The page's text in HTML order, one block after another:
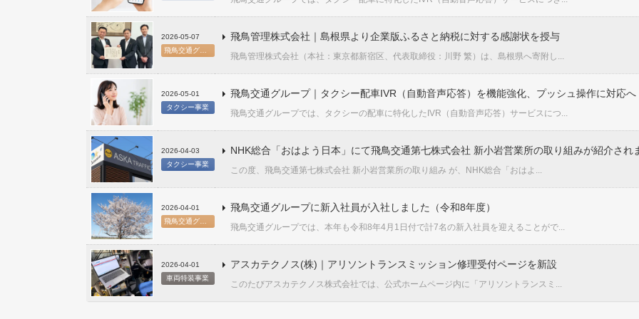
2026-05-07
飛鳥交通グループ
飛鳥管理株式会社｜島根県より企業版ふるさと納税に対する感謝状を授与
飛鳥管理株式会社（本社：東京都新宿区、代表取締役：川野 繁）は、島根県へ寄附し...
2026-05-01
タクシー事業
飛鳥交通グループ｜タクシー配車IVR（自動音声応答）を機能強化、プッシュ操作に対応へ
飛鳥交通グループでは、タクシーの配車に特化したIVR（自動音声応答）サービスにつ...
2026-04-03
タクシー事業
NHK総合「おはよう日本」にて飛鳥交通第七株式会社 新小岩営業所の取り組みが紹介され
この度、飛鳥交通第七株式会社 新小岩営業所の取り組み が、NHK総合「おはよ...
2026-04-01
飛鳥交通グループ
飛鳥交通グループに新入社員が入社しました（令和8年度）
飛鳥交通グループでは、本年も令和8年4月1日付で計7名の新入社員を迎えることがで...
2026-04-01
車両特装事業
アスカテクノス(株)｜アリソントランスミッション修理受付ページを新設
このたびアスカテクノス株式会社では、公式ホームページ内に「アリソントランスミ...